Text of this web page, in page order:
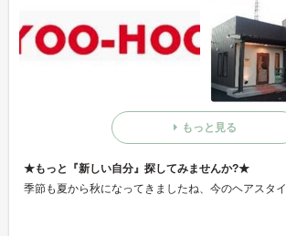
もっと見る
★もっと『新しい自分』探してみませんか?★